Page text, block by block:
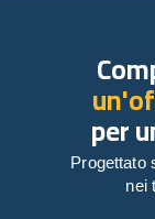
per
Progettato
nei